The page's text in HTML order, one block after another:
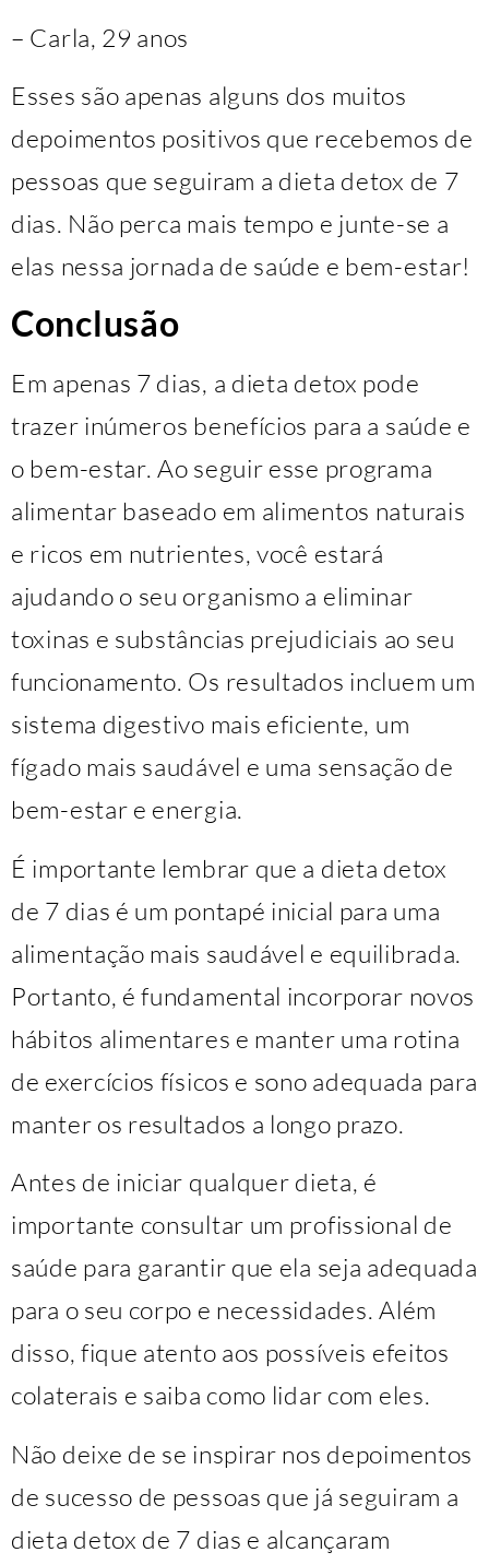
– Carla, 29 anos
Esses são apenas alguns dos muitos
depoimentos positivos que recebemos de
pessoas que seguiram a dieta detox de 7
dias. Não perca mais tempo e junte-se a
elas nessa jornada de saúde e bem-estar!
Conclusão
Em apenas 7 dias, a dieta detox pode
trazer inúmeros benefícios para a saúde e
o bem-estar. Ao seguir esse programa
alimentar baseado em alimentos naturais
e ricos em nutrientes, você estará
ajudando o seu organismo a eliminar
toxinas e substâncias prejudiciais ao seu
funcionamento. Os resultados incluem um
sistema digestivo mais eficiente, um
fígado mais saudável e uma sensação de
bem-estar e energia.
É importante lembrar que a dieta detox
de 7 dias é um pontapé inicial para uma
alimentação mais saudável e equilibrada.
Portanto, é fundamental incorporar novos
hábitos alimentares e manter uma rotina
de exercícios físicos e sono adequada para
manter os resultados a longo prazo.
Antes de iniciar qualquer dieta, é
importante consultar um profissional de
saúde para garantir que ela seja adequada
para o seu corpo e necessidades. Além
disso, fique atento aos possíveis efeitos
colaterais e saiba como lidar com eles.
Não deixe de se inspirar nos depoimentos
de sucesso de pessoas que já seguiram a
dieta detox de 7 dias e alcançaram